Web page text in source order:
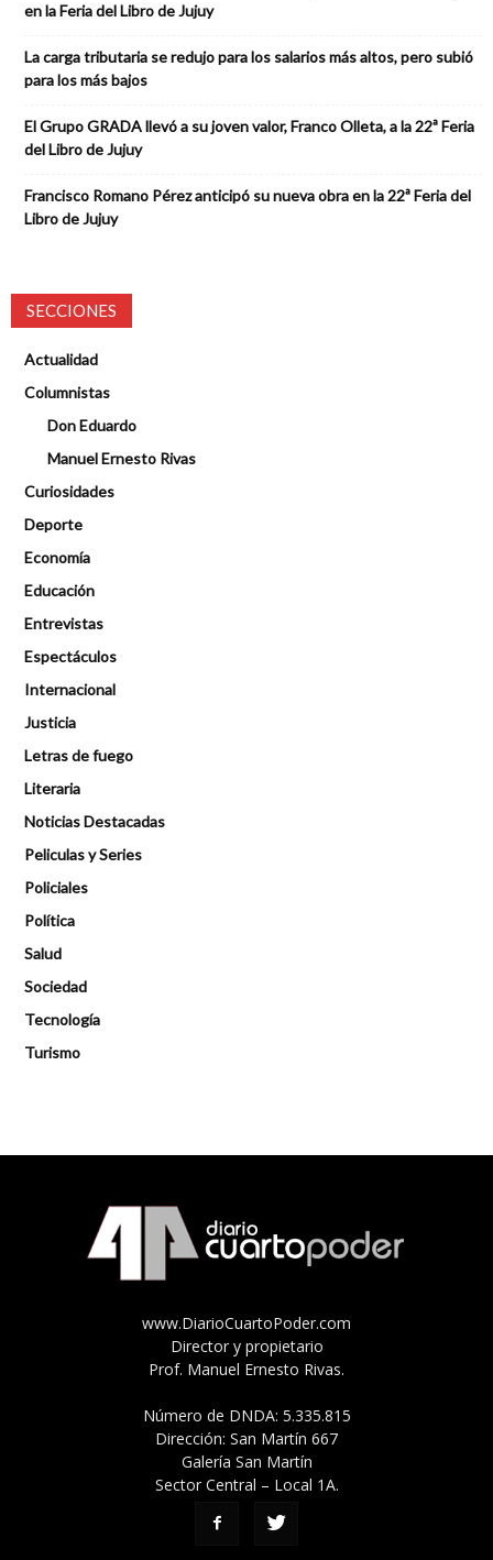
en la Feria del Libro de Jujuy
La carga tributaria se redujo para los salarios más altos, pero subió
para los más bajos
El Grupo GRADA llevó a su joven valor, Franco Olleta, a la 22ª Feria
del Libro de Jujuy
Francisco Romano Pérez anticipó su nueva obra en la 22ª Feria del
Libro de Jujuy
SECCIONES
Actualidad
Columnistas
Don Eduardo
Manuel Ernesto Rivas
Curiosidades
Deporte
Economía
Educación
Entrevistas
Espectáculos
Internacional
Justicia
Letras de fuego
Literaria
Noticias Destacadas
Peliculas y Series
Policiales
Política
Salud
Sociedad
Tecnología
Turismo
www.DiarioCuartoPoder.com
Director y propietario
Prof. Manuel Ernesto Rivas.
Número de DNDA: 5.335.815
Dirección: San Martín 667
Galería San Martín
Sector Central – Local 1A.